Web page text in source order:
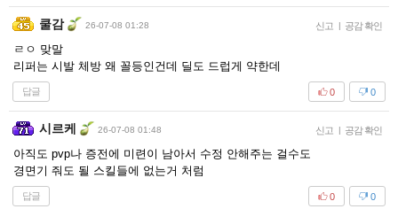
쿨감 26-07-08 01:28 신고 | 공감 확인
ㄹㅇ 맞말
리퍼는 시발 체방 왜 꼴등인건데 딜도 드럽게 약한데
답글 0
0
시르케 26-07-08 01:48 신고 | 공감 확인
아직도 pvp나 증전에 미련이 남아서 수정 안해주는 걸수도
경면기 줘도 될 스킬들에 없는거 처럼
답글 0
0